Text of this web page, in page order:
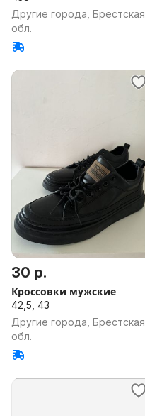
Другие города, Брестская
обл.
30 р.
Кроссовки мужские
42,5, 43
Другие города, Брестская
обл.